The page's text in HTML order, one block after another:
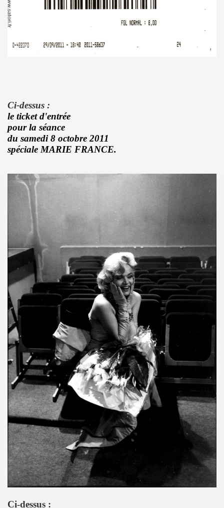
Ci-dessus :
le ticket d'entrée
pour la séance
du samedi 8 octobre 2011
spéciale MARIE FRANCE.
Ci-dessus :
Tropical Berlin") le 2 decembre 2016 a l'Orange
PRUVOT) et la Troupe de Madame Arthur de la
DUVALL") le 25 novembre 2016 + les 23 et 24 fevrier
DUVALL" par JEAN-EMMANUEL DELUXE.
& LES EXTRATERRESTRES : chronique
FRANCE dans le cadre de l'exposition "L'esprit
FRANCE ("chante Jacques Duvall") par PIERRE &
detaillee des reeditions remasterisees 2017 des
DUVALL") dans le videoclip scopitone "PATRICIA"
le 29 octobre 2016 au Trianon : compte rendu.
DUVALL", Freaksville, 2016) et CHRISSIE HYNDE
OF A GUN (JACQUES SERIS, PASCAL SAUMADE)
: ils ne se quitteront jamais", par FRANCOIS
DUVALL" (realise par Benjamin Schoos et Chris
"Rallumeurs d'etoiles") le 2 juillet 2016 a DOMONT (95) :
"39 de fievre) de MARIE FRANCE ET LES
"1976-2016" le 22 avril 2016 aux RENDEZ VOUS D
chansons de JACQUES DUVALL) le 25 mars 2016 a l
Berlin" et "Sphynx") le 18 mars 2016 a l EMB de
DAUGA, JEAN-WILLIAM THOURY et VINCENT
+ concert le 5 decembre 2015 a LA